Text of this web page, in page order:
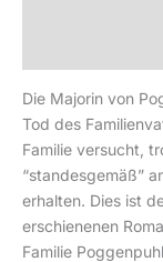
Die Majorin von
Tod des
Familie versucht,
“standesgemäß”
erhalten. Dies ist
erschienenen
Familie